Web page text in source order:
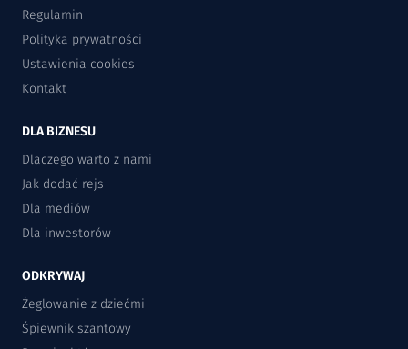
Regulamin
Polityka prywatności
Ustawienia cookies
Kontakt
DLA BIZNESU
Dlaczego warto z nami
Jak dodać rejs
Dla mediów
Dla inwestorów
ODKRYWAJ
Żeglowanie z dziećmi
Śpiewnik szantowy